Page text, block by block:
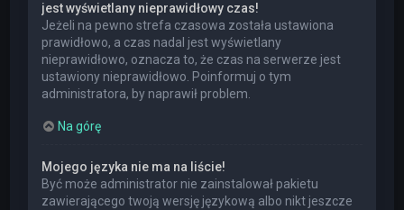
jest wyświetlany nieprawidłowy czas!
Jeżeli na pewno strefa czasowa została ustawiona
prawidłowo, a czas nadal jest wyświetlany
nieprawidłowo, oznacza to, że czas na serwerze jest
ustawiony nieprawidłowo. Poinformuj o tym
administratora, by naprawił problem.
Na górę
Mojego języka nie ma na liście!
Być może administrator nie zainstalował pakietu
zawierającego twoją wersję językową albo nikt jeszcze